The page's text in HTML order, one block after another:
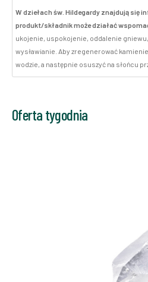
W dziełach św. Hildegardy znajdują się
produkt/składnik może działać
ukojenie, uspokojenie, oddalenie
wysławianie. Aby zregenerować
wodzie, a następnie osuszyć na słońcu
Oferta tygodnia